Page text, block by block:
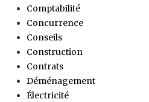
Comptabilité
Concurrence
Conseils
Construction
Contrats
Déménagement
Électricité